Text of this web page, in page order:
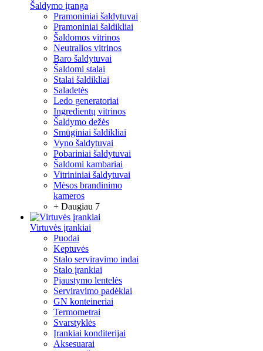
Šaldymo įranga
Pramoniniai šaldytuvai
Pramoniniai šaldikliai
Šaldomos vitrinos
Neutralios vitrinos
Baro šaldytuvai
Šaldomi stalai
Stalai šaldikliai
Saladetės
Ledo generatoriai
Ingredientų vitrinos
Šaldymo dežės
Smūginiai šaldikliai
Vyno šaldytuvai
Pobariniai šaldytuvai
Šaldomi kambariai
Vitrininiai šaldytuvai
Mėsos brandinimo
kameros
+ Daugiau 7
Virtuvės įrankiai
Puodai
Keptuvės
Stalo serviravimo indai
Stalo įrankiai
Pjaustymo lentelės
Serviravimo padėklai
GN konteineriai
Termometrai
Svarstyklės
Įrankiai konditerijai
Aksesuarai